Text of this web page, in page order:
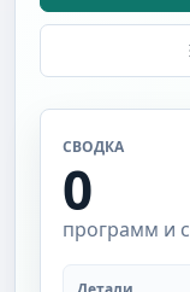
СВОДКА
0
программ и